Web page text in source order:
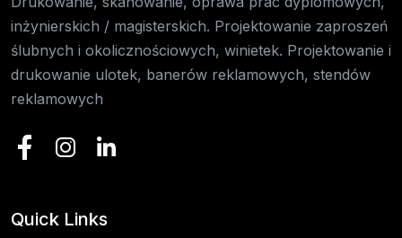
inżynierskich / magisterskich. Projektowanie zaproszeń
ślubnych i okolicznościowych, winietek. Projektowanie i
drukowanie ulotek, banerów reklamowych, stendów
reklamowych
Quick Links